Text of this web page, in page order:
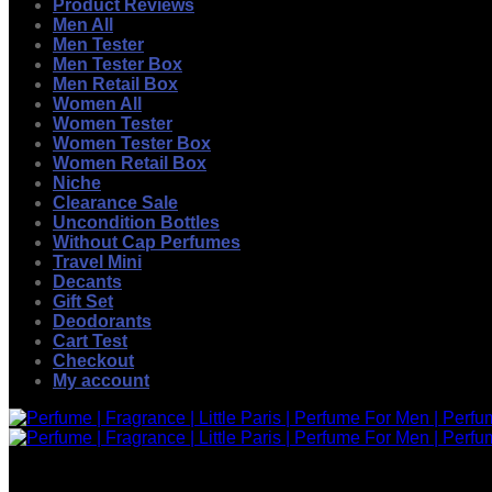
Product Reviews
Men All
Men Tester
Men Tester Box
Men Retail Box
Women All
Women Tester
Women Tester Box
Women Retail Box
Niche
Clearance Sale
Uncondition Bottles
Without Cap Perfumes
Travel Mini
Decants
Gift Set
Deodorants
Cart Test
Checkout
My account